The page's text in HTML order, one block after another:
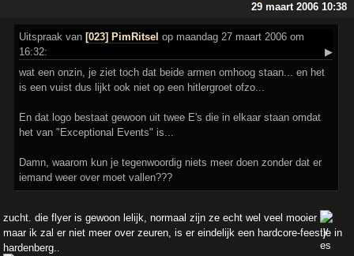
29 maart 2006 10:38
Uitspraak van [023] PimRitsel op maandag 27 maart 2006 om
16:32:
▶
wat een onzin, je ziet toch dat beide armen omhoog staan... en het
is een vuist dus lijkt ook niet op een hitlergroet ofzo...
En dat logo bestaat gewoon uit twee E's die in elkaar staan omdat
het van "Exceptional Events" is...
Damn, waarom kun je tegenwoordig niets meer doen zonder dat er
iemand weer over moet vallen???
zucht. die flyer is gewoon lelijk, normaal zijn ze echt wel veel mooier
maar ik zal er niet meer over zeuren, is er eindelijk een hardcore-feestje in
hardenberg..